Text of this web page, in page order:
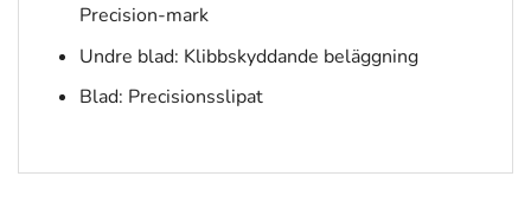
Precision-mark
Undre blad: Klibbskyddande beläggning
Blad: Precisionsslipat